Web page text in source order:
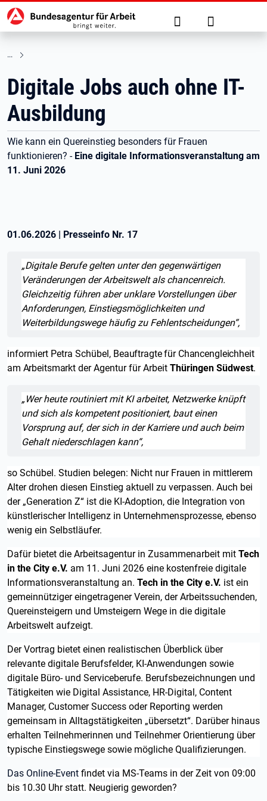
zu den Hauptinhalten springen
Hauptnavigation Suche Anmelden
Digitale Jobs auch ohne IT-
Ausbildung
Wie kann ein Quereinstieg besonders für Frauen
funktionieren? - Eine digitale Informationsveranstaltung am
11. Juni 2026
01.06.2026 | Presseinfo Nr. 17
Zitat:
„Digitale Berufe gelten unter den gegenwärtigen
Veränderungen der Arbeitswelt als chancenreich.
Gleichzeitig führen aber unklare Vorstellungen über
Anforderungen, Einstiegsmöglichkeiten und
Weiterbildungswege häufig zu Fehlentscheidungen“,
informiert Petra Schübel, Beauftragte für Chancengleichheit
am Arbeitsmarkt der Agentur für Arbeit Thüringen Südwest.
Zitat:
„Wer heute routiniert mit KI arbeitet, Netzwerke knüpft
und sich als kompetent positioniert, baut einen
Vorsprung auf, der sich in der Karriere und auch beim
Gehalt niederschlagen kann“,
so Schübel. Studien belegen: Nicht nur Frauen in mittlerem
Alter drohen diesen Einstieg aktuell zu verpassen. Auch bei
der „Generation Z“ ist die KI-Adoption, die Integration von
künstlerischer Intelligenz in Unternehmensprozesse, ebenso
wenig ein Selbstläufer.
Dafür bietet die Arbeitsagentur in Zusammenarbeit mit Tech
in the City e.V. am 11. Juni 2026 eine kostenfreie digitale
Informationsveranstaltung an. Tech in the City e.V. ist ein
gemeinnütziger eingetragener Verein, der Arbeitssuchenden,
Quereinsteigern und Umsteigern Wege in die digitale
Arbeitswelt aufzeigt.
Der Vortrag bietet einen realistischen Überblick über
relevante digitale Berufsfelder, KI-Anwendungen sowie
digitale Büro- und Serviceberufe. Berufsbezeichnungen und
Tätigkeiten wie Digital Assistance, HR-Digital, Content
Manager, Customer Success oder Reporting werden
gemeinsam in Alltagstätigkeiten „übersetzt“. Darüber hinaus
erhalten Teilnehmerinnen und Teilnehmer Orientierung über
typische Einstiegswege sowie mögliche Qualifizierungen.
Das Online-Event findet via MS-Teams in der Zeit von 09:00
bis 10.30 Uhr statt. Neugierig geworden?